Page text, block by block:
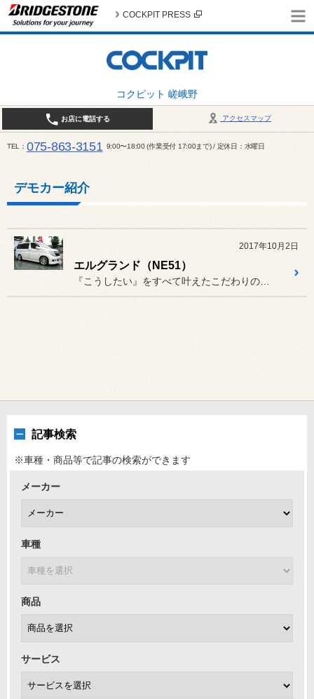
コクピット 嵯峨野
COCKPIT PRESS
アクセスマップ
お店に電話する
TEL 075-863-3151 9:00〜18:00 (作業受付 17:00まで) / 定休日：水曜日
デモカー紹介
2017年10月2日
エルグランド（NE51）
記事検索
※車種・商品等で記事の検索ができます
メーカー
車種
商品
サービス